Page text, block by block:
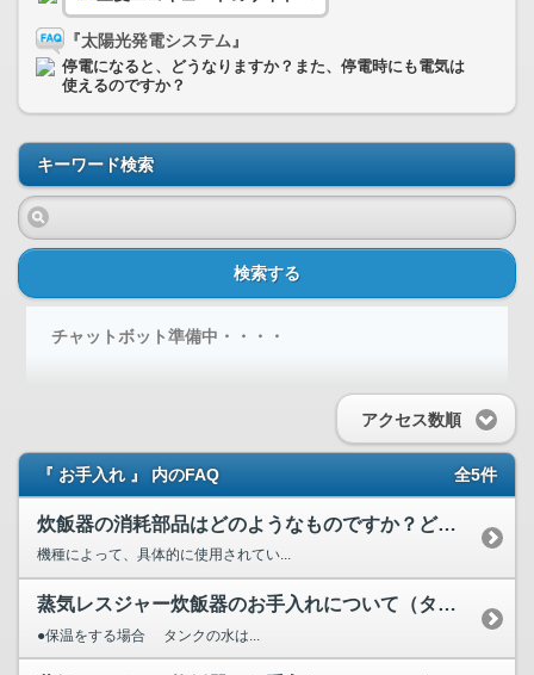
『太陽光発電システム』
停電になると、どうなりますか？また、停電時にも電気は
使えるのですか？
キーワード検索
検索する
チャットボット準備中・・・・
アクセス数順
『 お手入れ 』 内のFAQ 全5件
炊飯器の消耗部品はどのようなものですか？どこで購入できますか？
機種によって、具体的に使用されてい...
蒸気レスジャー炊飯器のお手入れについて（タンクの水はいつ捨...
●保温をする場合 タンクの水は...